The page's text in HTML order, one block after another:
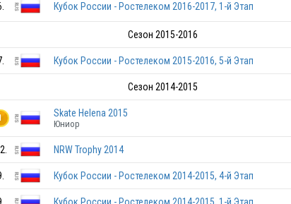
RUS
Кубок России - Ростелеком 2016-2017, 1-й Этап
Сезон 2015-2016
Кубок России - Ростелеком 2015-2016, 5-й Этап
Сезон 2014-2015
Skate Helena 2015
Юниор
NRW Trophy 2014
Кубок России - Ростелеком 2014-2015, 4-й Этап